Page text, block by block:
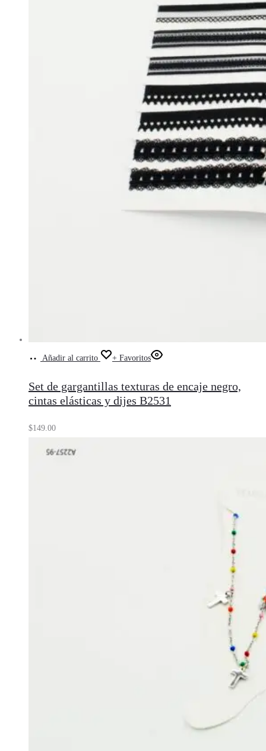
Añadir al carrito + Favoritos
Set de gargantillas texturas de encaje negro,
cintas elásticas y dijes B2531
$149.00